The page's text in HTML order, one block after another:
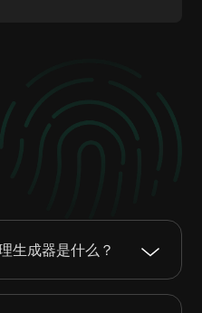
生成器是什么？